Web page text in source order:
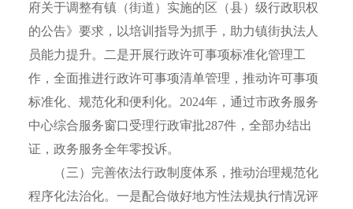
府关于调整有镇（街道）实施的区（县）级行政职权
的公告》要求，以培训指导为抓手，助力镇街执法人
员能力提升。二是开展行政许可事项标准化管理工
作，全面推进行政许可事项清单管理，推动许可事项
标准化、规范化和便利化。2024年，通过市政务服务
中心综合服务窗口受理行政审批287件，全部办结出
证，政务服务全年零投诉。
（三）完善依法行政制度体系，推动治理规范化
程序化法治化。一是配合做好地方性法规执行情况评